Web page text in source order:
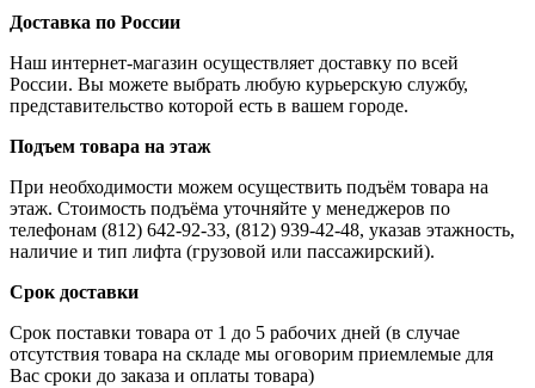
Доставка по России
Наш интернет-магазин осуществляет доставку по всей
России. Вы можете выбрать любую курьерскую службу,
представительство которой есть в вашем городе.
Подъем товара на этаж
При необходимости можем осуществить подъём товара на
этаж. Стоимость подъёма уточняйте у менеджеров по
телефонам (812) 642-92-33, (812) 939-42-48, указав этажность,
наличие и тип лифта (грузовой или пассажирский).
Срок доставки
Срок поставки товара от 1 до 5 рабочих дней (в случае
отсутствия товара на складе мы оговорим приемлемые для
Вас сроки до заказа и оплаты товара)